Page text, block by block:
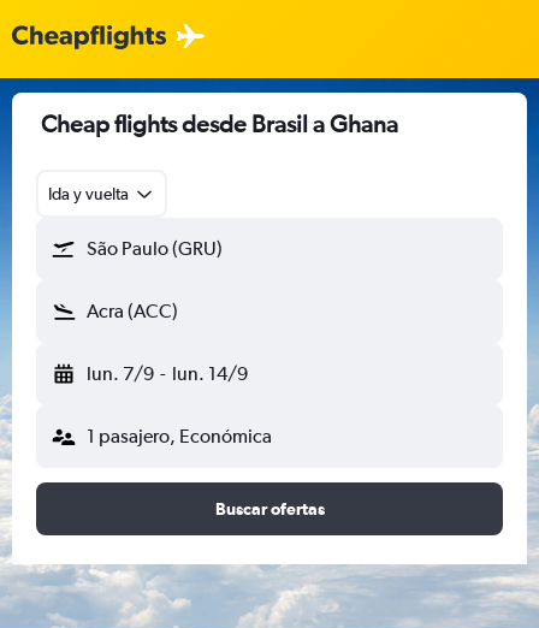
Cheap flights desde Brasil a Ghana
Ida y vuelta
São Paulo (GRU)
Acra (ACC)
lun. 7/9 - lun. 14/9
1 pasajero, Económica
Buscar ofertas